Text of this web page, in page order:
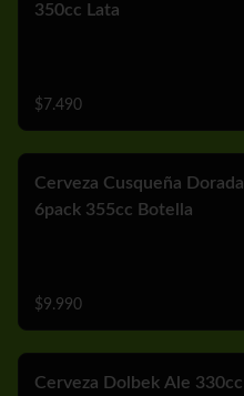
350cc Lata
$7.490
Cerveza Cusqueña Dorada
6pack 355cc Botella
$9.990
Cerveza Dolbek Ale 330cc